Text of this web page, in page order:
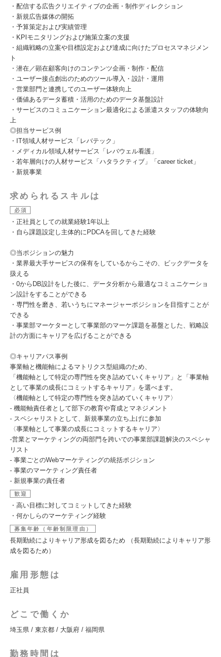
・配信する広告クリエイティブの企画・制作ディレクション
・新規広告媒体の開拓
・予算策定および実績管理
・KPIモニタリングおよび施策立案の支援
・組織戦略の立案や目標設定および達成に向けたプロセスマネジメン
ト
・潜在／顕在顧客向けのコンテンツ企画・制作・配信
・ユーザー接点創出のためのツール導入・設計・運用
・営業部門と連携してのユーザー体験向上
・価値あるデータ蓄積・活用のためのデータ基盤設計
・サービスのコミュニケーション最適化による派遣スタッフの体験向
上
◎担当サービス例
・IT領域人材サービス「レバテック」
・メディカル領域人材サービス「レバウェル看護」
・若年層向けの人材サービス「ハタラクティブ」「career ticket」
・新規事業
求められるスキルは
必須
・正社員としての就業経験1年以上
・自ら課題設定し主体的にPDCAを回してきた経験
◎当ポジションの魅力
・業界最大手サービスの保有をしているからこその、ビックデータを
扱える
・0からDB設計をした後に、データ分析から最適なコミュニケーショ
ン設計をすることができる
・専門性を磨き、若いうちにマネージャーポジションを目指すことが
できる
・事業部マーケターとして事業部のマーケ課題を基盤とした、戦略設
計の方面にキャリアを広げることができる
◎キャリアパス事例
事業軸と機能軸によるマトリクス型組織のため、
「機能軸として特定の専門性を突き詰めていくキャリア」と「事業軸
として事業の成長にコミットするキャリア」を選べます。
〈機能軸として特定の専門性を突き詰めていくキャリア〉
- 機能軸責任者として部下の教育や育成とマネジメント
- スペシャリストとして、新規事業の立ち上げに参加
〈事業軸として事業の成長にコミットするキャリア〉
-営業とマーケティングの両部門を跨いでの事業部課題解決のスペシャ
リスト
- 事業ごとのWebマーケティングの統括ポジション
- 事業のマーケティング責任者
- 新規事業の責任者
歓迎
・高い目標に対してコミットしてきた経験
・何かしらのマーケティング経験
募集年齢（年齢制限理由）
長期勤続によりキャリア形成を図るため （長期勤続によりキャリア形
成を図るため）
雇用形態は
正社員
どこで働くか
埼玉県 / 東京都 / 大阪府 / 福岡県
勤務時間は